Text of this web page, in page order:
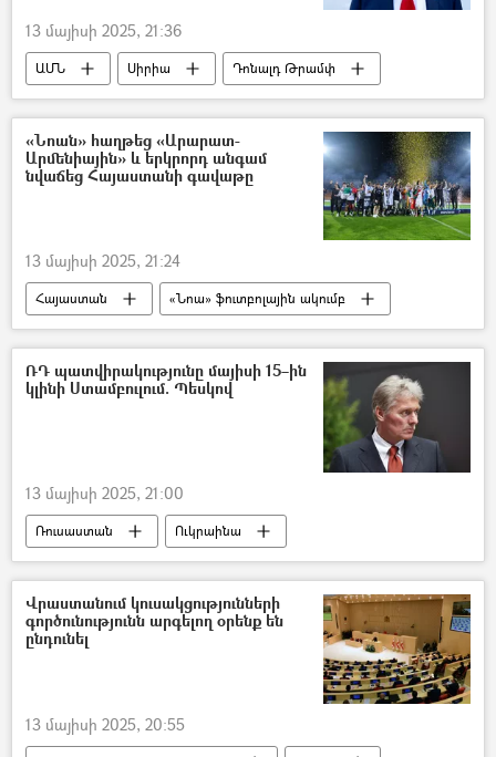
13 մայիսի 2025, 21:36
ԱՄՆ Սիրիա Դոնալդ Թրամփ
«Նոան» հաղթեց «Արարատ-
Արմենիային» և երկրորդ անգամ
նվաճեց Հայաստանի գավաթը
13 մայիսի 2025, 21:24
Հայաստան
«Նոա» ֆուտբոլային ակումբ
Արարատ–Արմենիա
Սպորտ
ֆուտբոլ
ՌԴ պատվիրակությունը մայիսի 15–ին
կլինի Ստամբուլում. Պեսկով
13 մայիսի 2025, 21:00
Ռուսաստան
Ուկրաինա
Դմիտրի Պեսկով
Ստամբուլ
Թուրքիա
Վրաստանում կուսակցությունների
գործունությունն արգելող օրենք են
ընդունել
13 մայիսի 2025, 20:55